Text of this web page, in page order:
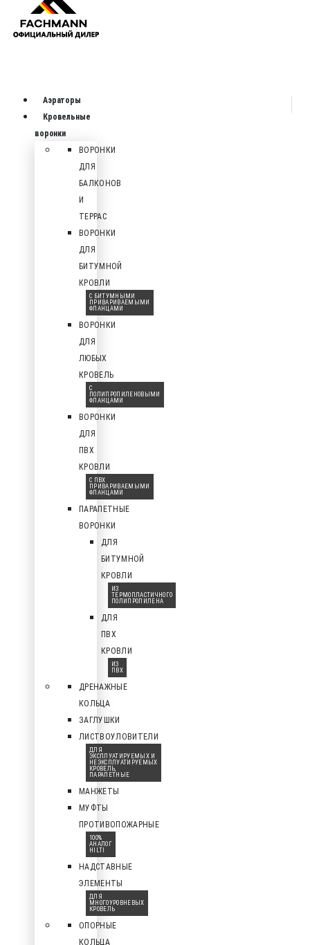
Аэраторы
Кровельные
воронки
ВОРОНКИ
ДЛЯ
БАЛКОНОВ
И
ТЕРРАС
ВОРОНКИ
ДЛЯ
БИТУМНОЙ
КРОВЛИ
С БИТУМНЫМИ
ПРИВАРИВАЕМЫМИ
ФЛАНЦАМИ
ВОРОНКИ
ДЛЯ
ЛЮБЫХ
КРОВЕЛЬ
С
ПОЛИПРОПИЛЕНОВЫМИ
ФЛАНЦАМИ
ВОРОНКИ
ДЛЯ
ПВХ
КРОВЛИ
С ПВХ
ПРИВАРИВАЕМЫМИ
ФЛАНЦАМИ
ПАРАПЕТНЫЕ
ВОРОНКИ
ДЛЯ
БИТУМНОЙ
КРОВЛИ
ИЗ
ТЕРМОПЛАСТИЧНОГО
ПОЛИПРОПИЛЕНА
ДЛЯ
ПВХ
КРОВЛИ
ИЗ
ПВХ
ДРЕНАЖНЫЕ
КОЛЬЦА
ЗАГЛУШКИ
ЛИСТВОУЛОВИТЕЛИ
ДЛЯ
ЭКСПЛУАТИРУЕМЫХ И
НЕЭКСПЛУАТИРУЕМЫХ
КРОВЕЛЬ,
ПАРАПЕТНЫЕ
МАНЖЕТЫ
МУФТЫ
ПРОТИВОПОЖАРНЫЕ
100%
АНАЛОГ
HILTI
НАДСТАВНЫЕ
ЭЛЕМЕНТЫ
ДЛЯ
МНОГОУРОВНЕВЫХ
КРОВЕЛЬ
ОПОРНЫЕ
КОЛЬЦА